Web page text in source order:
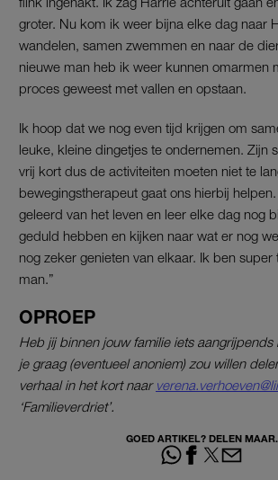
groter. Nu kom ik weer bijna elke dag naar
wandelen, samen zwemmen en naar de
nieuwe man heb ik weer kunnen omarmen
proces geweest met vallen en opstaan.
Ik hoop dat we nog even tijd krijgen om
leuke, kleine dingetjes te ondernemen. Zijn
vrij kort dus de activiteiten moeten niet te
bewegingstherapeut gaat ons hierbij
geleerd van het leven en leer elke dag nog
geduld hebben en kijken naar wat er nog
nog zeker genieten van elkaar. Ik ben super
man.”
OPROEP
Heb jij binnen jouw familie iets
je graag (eventueel anoniem) zou willen
verhaal in het kort naar
‘Familieverdriet’.
GOED ARTIKEL? DELEN MAAR.